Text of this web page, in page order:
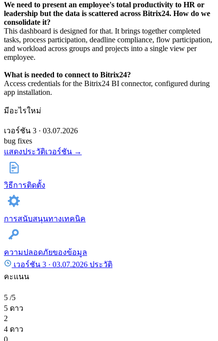
We need to present an employee's total productivity to HR or
leadership but the data is scattered across Bitrix24. How do we
consolidate it?
This dashboard is designed for that. It brings together completed
tasks, process participation, deadline compliance, flow participation,
and workload across groups and projects into a single view per
employee.
What is needed to connect to Bitrix24?
Access credentials for the Bitrix24 BI connector, configured during
app installation.
มีอะไรใหม่
เวอร์ชัน 3 · 03.07.2026
bug fixes
แสดงประวัติเวอร์ชัน →
วิธีการติดตั้ง
การสนับสนุนทางเทคนิค
ความปลอดภัยของข้อมูล
เวอร์ชัน 3 · 03.07.2026 ประวัติ
คะแนน
5 /5
5 ดาว
2
4 ดาว